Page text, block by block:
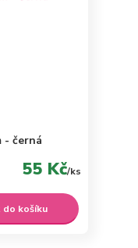
- černá
55 Kč/ks
do košíku